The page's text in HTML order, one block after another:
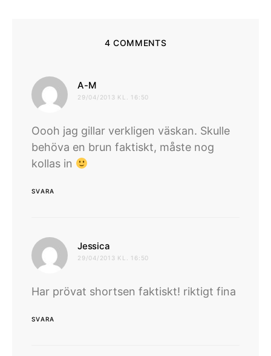
4 COMMENTS
A-Mskriver:
29/04/2013 KL. 16:50
Oooh jag gillar verkligen väskan. Skulle
behöva en brun faktiskt, måste nog
kollas in
SVARA
Jessica
29/04/2013 KL. 16:50
Har prövat shortsen faktiskt! riktigt fina
SVARA